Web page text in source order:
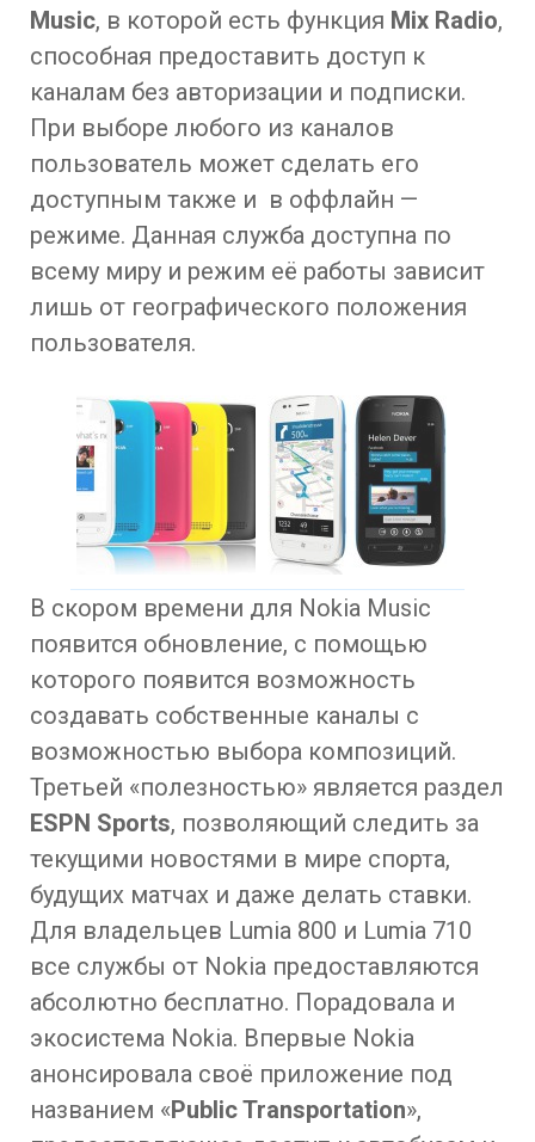
Music, в которой есть функция Mix Radio,
способная предоставить доступ к
каналам без авторизации и подписки.
При выборе любого из каналов
пользователь может сделать его
доступным также и в оффлайн —
режиме. Данная служба доступна по
всему миру и режим её работы зависит
лишь от географического положения
пользователя.
В скором времени для Nokia Music
появится обновление, с помощью
которого появится возможность
создавать собственные каналы с
возможностью выбора композиций.
Третьей «полезностью» является раздел
ESPN Sports, позволяющий следить за
текущими новостями в мире спорта,
будущих матчах и даже делать ставки.
Для владельцев Lumia 800 и Lumia 710
все службы от Nokia предоставляются
абсолютно бесплатно. Порадовала и
экосистема Nokia. Впервые Nokia
анонсировала своё приложение под
названием «Public Transportation»,